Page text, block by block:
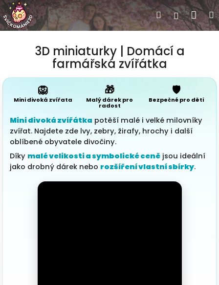
Přejít na obsah
Hledat
3D
zvířátka
Naše
Vás
dárky
3D miniaturky | Domácí a
farmářská zvířátka
🦁
Mini divoká zvířata
🎁
Malý dárek pro
radost
🛡️
Bezpečné pro děti
Mini divoká zvířátka potěší malé i velké milovníky
zvířat. Najdete zde lvy, zebry, žirafy, hrochy i další
oblíbené obyvatele divočiny.
Díky malé velikosti a symbolické ceně jsou ideální
jako drobný dárek nebo rozšíření vlastní sbírky.